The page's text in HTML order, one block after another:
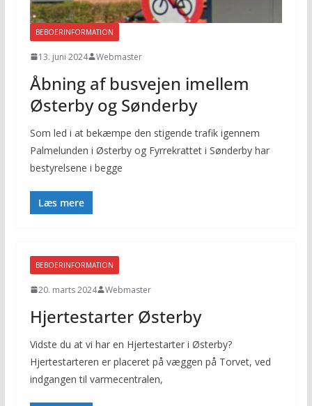
BEBOERINFORMATION
13. juni 2024 Webmaster
Åbning af busvejen imellem
Østerby og Sønderby
Som led i at bekæmpe den stigende trafik igennem
Palmelunden i Østerby og Fyrrekrattet i Sønderby har
bestyrelsene i begge
Læs mere
BEBOERINFORMATION
20. marts 2024 Webmaster
Hjertestarter Østerby
Vidste du at vi har en Hjertestarter i Østerby?
Hjertestarteren er placeret på væggen på Torvet, ved
indgangen til varmecentralen,